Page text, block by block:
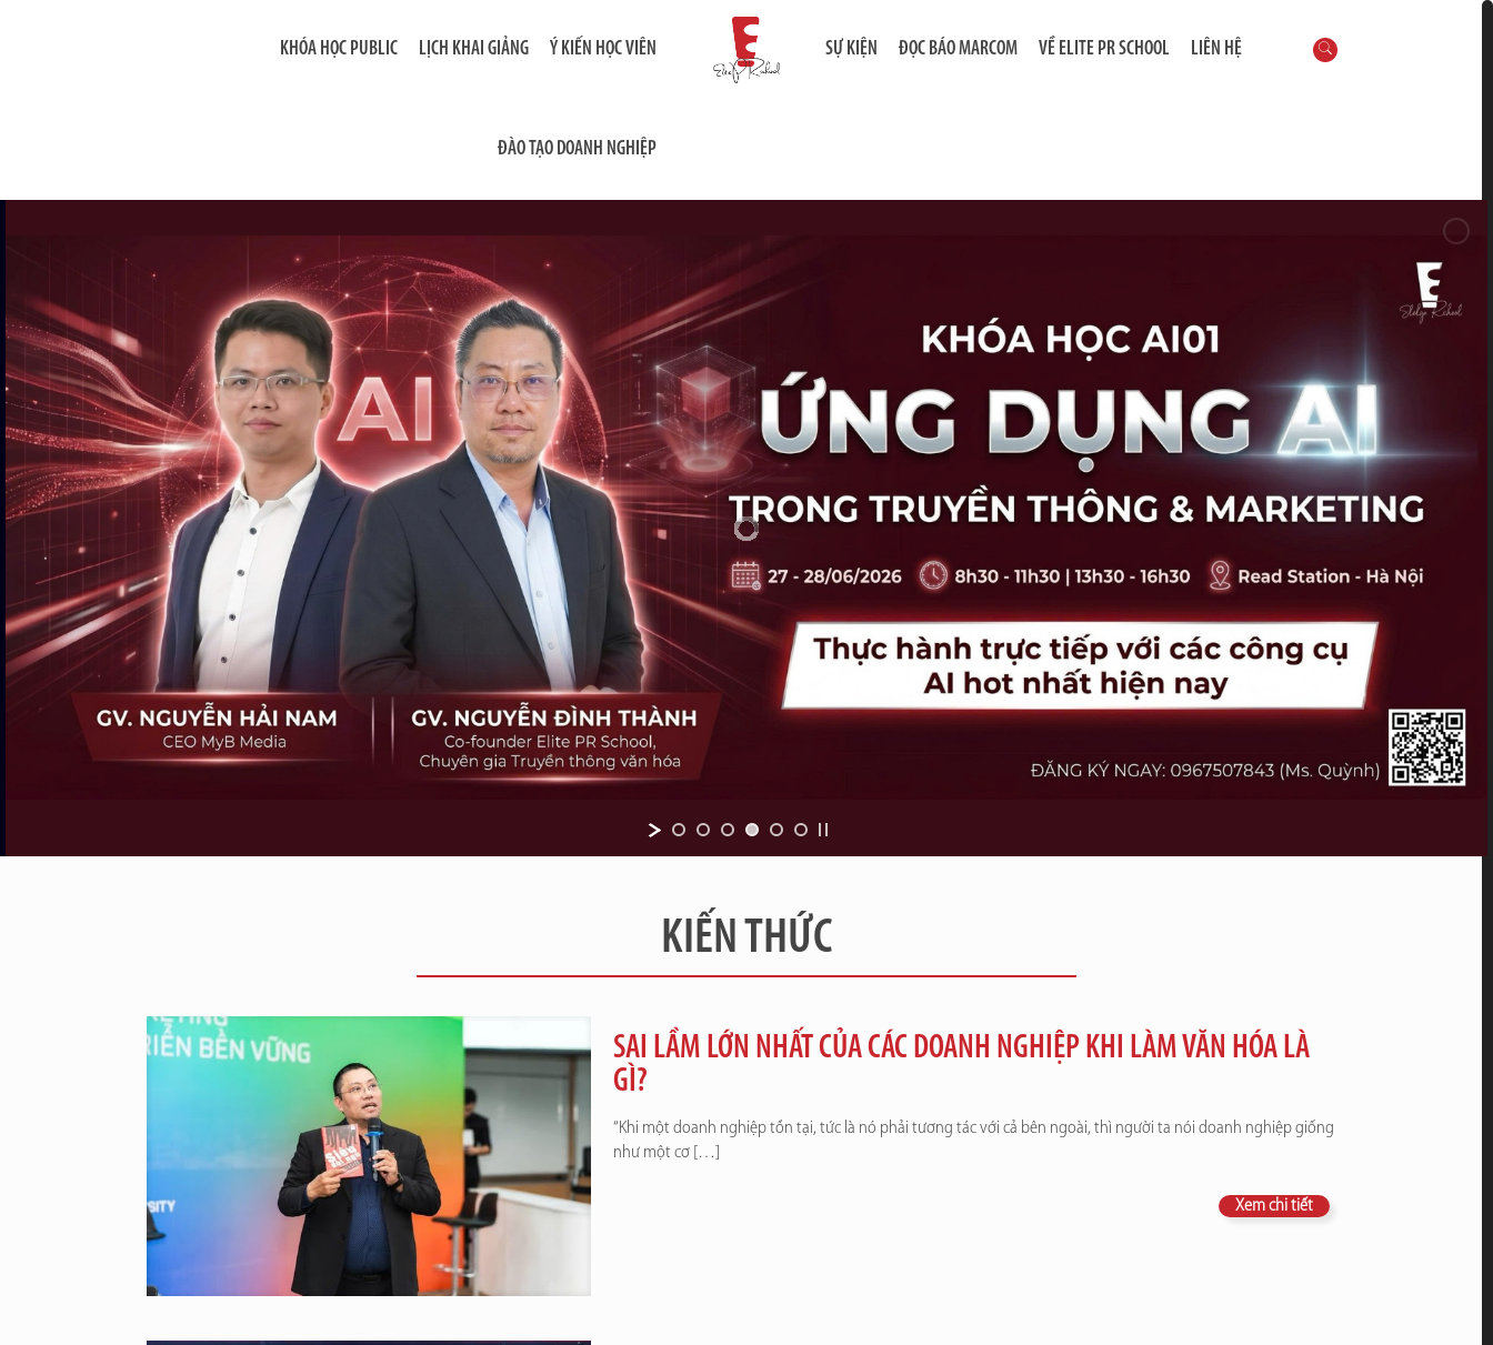
KHÓA HỌC PUBLIC LỊCH KHAI GIẢNG Ý KIẾN HỌC VIÊN
ĐÀO TẠO DOANH NGHIỆP
SỰ KIỆN ĐỌC BÁO MARCOM VỀ ELITE PR SCHOOL LIÊN HỆ
KIẾN THỨC
SAI LẦM LỚN NHẤT CỦA CÁC DOANH NGHIỆP KHI LÀM VĂN HÓA LÀ
GÌ?
“Khi một doanh nghiệp tồn tại, tức là nó phải tương tác với cả bên ngoài, thì người ta nói doanh nghiệp giống
như một cơ[…]
Xem chi tiết